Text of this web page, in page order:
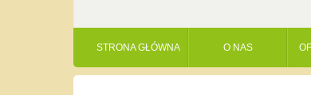
STRONA GŁÓWNA O NAS